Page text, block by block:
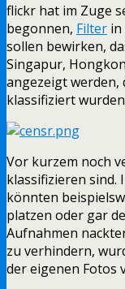
flickr hat im Zuge
begonnen, Filter in
sollen bewirken,
Singapur,
angezeigt werden,
klassifiziert
Vor kurzem noch
klassifizieren sind.
könnten
platzen oder gar
Aufnahmen
zu verhindern,
der eigenen Fotos